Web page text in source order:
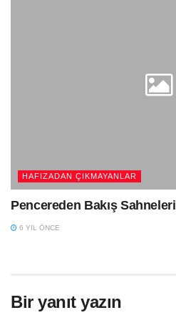
HAFIZADAN ÇIKMAYANLAR
Pencereden Bakış Sahneleri
6 YIL ÖNCE
Bir yanıt yazın